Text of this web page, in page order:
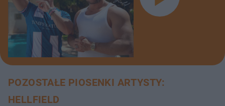
POZOSTAŁE PIOSENKI ARTYSTY:
HELLFIELD